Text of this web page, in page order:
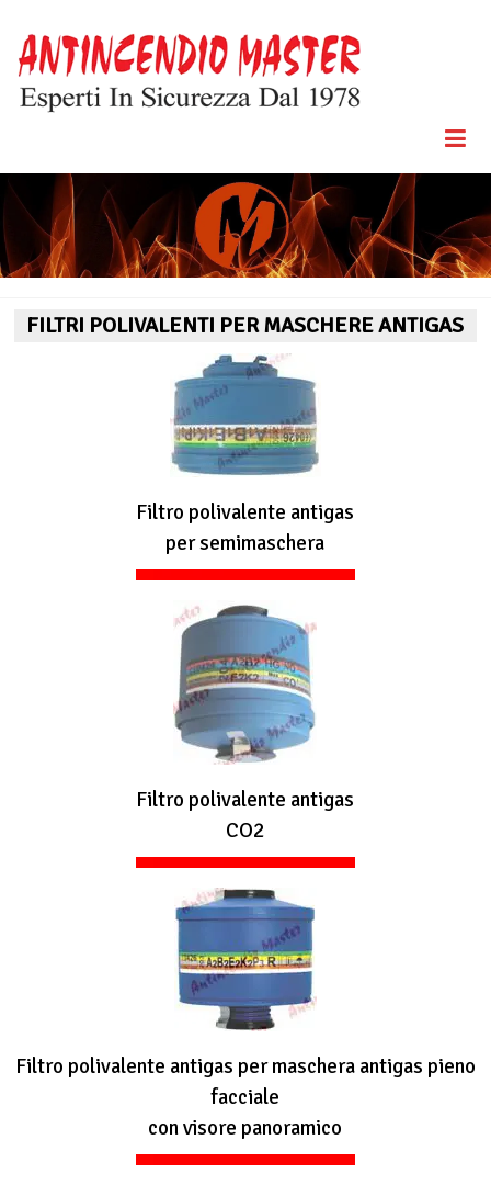
content
Master
Dal 1978
FILTRI POLIVALENTI PER MASCHERE ANTIGAS
Filtro polivalente antigas
per semimaschera
Filtro polivalente antigas
CO2
Filtro polivalente antigas per maschera antigas pieno
facciale
con visore panoramico